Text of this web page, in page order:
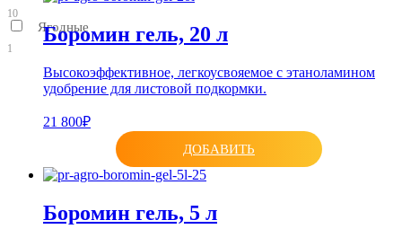
10
Ягодные
1
Боромин гель, 20 л
Высокоэффективное, легкоусвояемое с этаноламином
удобрение для листовой подкормки.
21 800₽
ДОБАВИТЬ
Боромин гель, 5 л